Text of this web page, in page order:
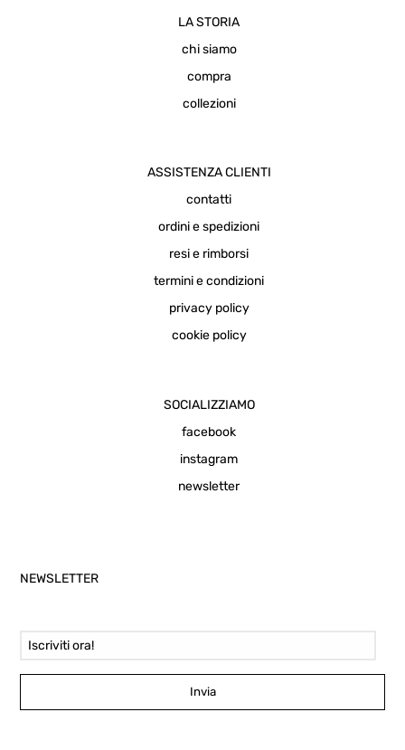
LA STORIA
chi siamo
compra
collezioni
ASSISTENZA CLIENTI
contatti
ordini e spedizioni
resi e rimborsi
termini e condizioni
privacy policy
cookie policy
SOCIALIZZIAMO
facebook
instagram
newsletter
NEWSLETTER
Invia